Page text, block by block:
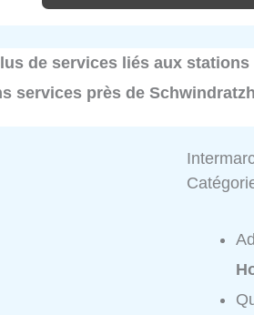
de services liés aux
services près de